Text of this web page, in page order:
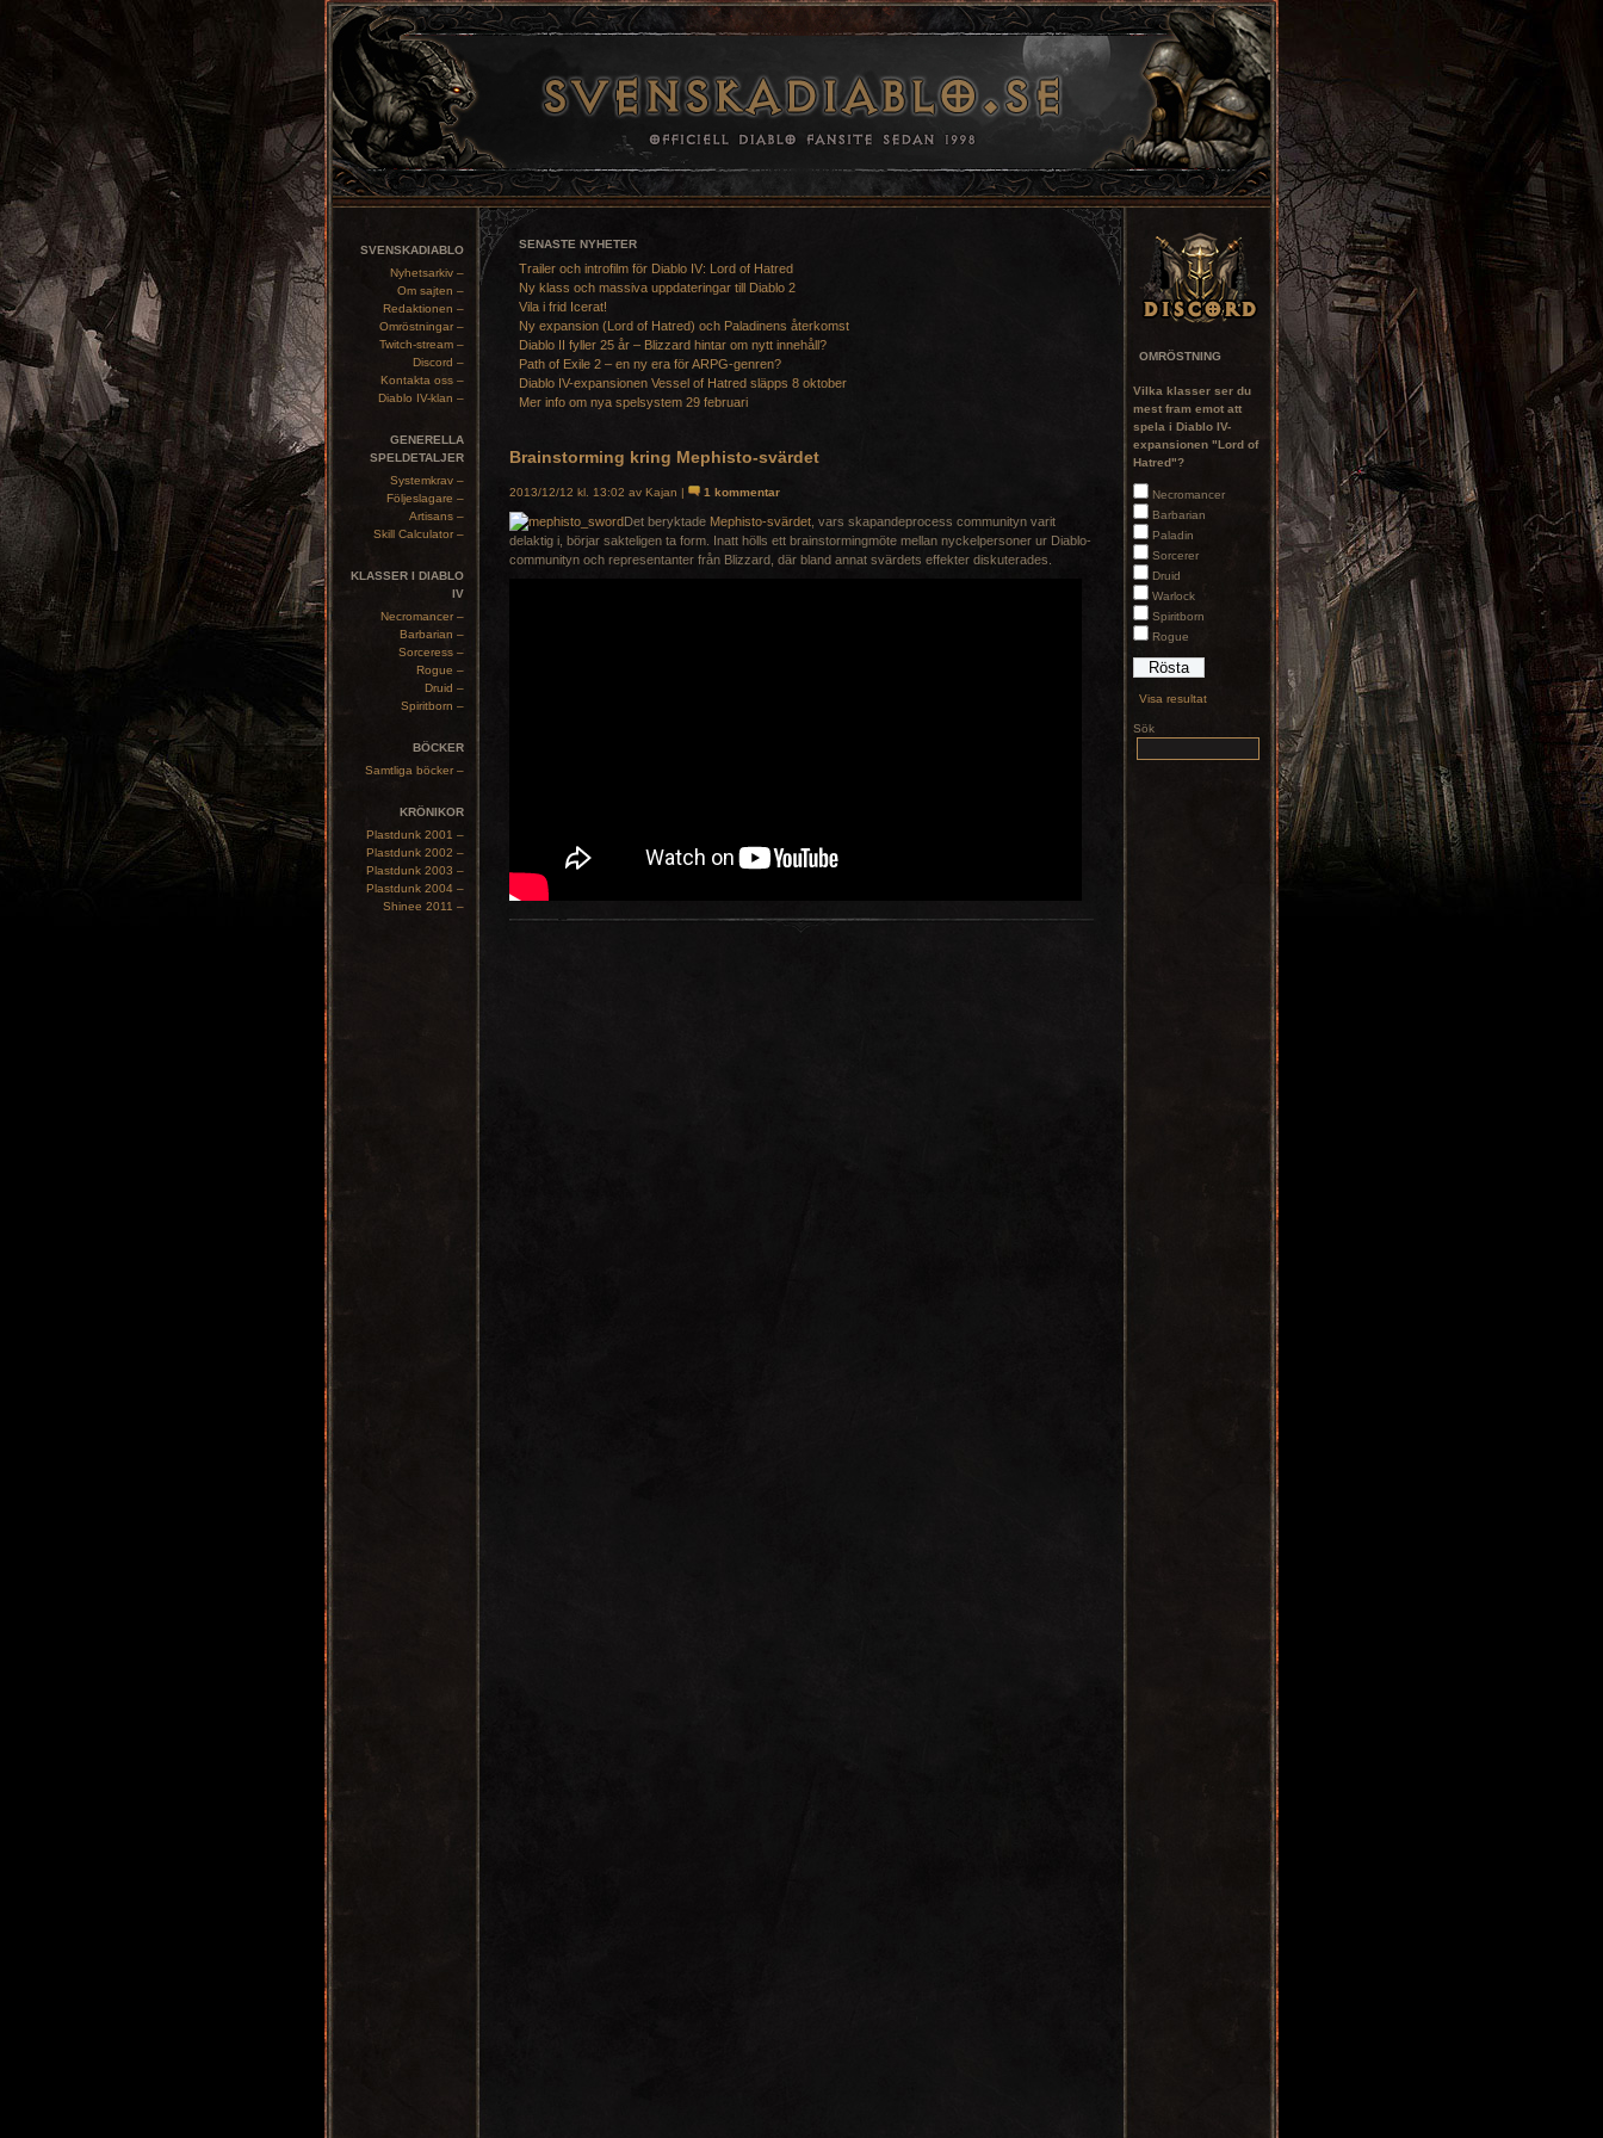
SVENSKADIABLO
Nyhetsarkiv –
Om sajten –
Redaktionen –
Omröstningar –
Twitch-stream –
Discord –
Kontakta oss –
Diablo IV-klan –
GENERELLA
SPELDETALJER
Systemkrav –
Följeslagare –
Artisans –
Skill Calculator –
KLASSER I DIABLO
IV
Necromancer –
Barbarian –
Sorceress –
Rogue –
Druid –
Spiritborn –
BÖCKER
Samtliga böcker –
KRÖNIKOR
Plastdunk 2001 –
Plastdunk 2002 –
Plastdunk 2003 –
Plastdunk 2004 –
Shinee 2011 –
SENASTE NYHETER
Trailer och introfilm för Diablo IV: Lord of Hatred
Ny klass och massiva uppdateringar till Diablo 2
Vila i frid Icerat!
Ny expansion (Lord of Hatred) och Paladinens återkomst
Diablo II fyller 25 år – Blizzard hintar om nytt innehåll?
Path of Exile 2 – en ny era för ARPG-genren?
Diablo IV-expansionen Vessel of Hatred släpps 8 oktober
Mer info om nya spelsystem 29 februari
OMRÖSTNING
Vilka klasser ser du
mest fram emot att
spela i Diablo IV-
expansionen "Lord of
Hatred"?
Necromancer
Barbarian
Paladin
Sorcerer
Druid
Warlock
Spiritborn
Rogue
Visa resultat
Sök
Brainstorming kring Mephisto-svärdet
2013/12/12 kl. 13:02 av Kajan | 1 kommentar
Det beryktade Mephisto-svärdet , vars skapandeprocess communityn varit
delaktig i, börjar sakteligen ta form. Inatt hölls ett brainstormingmöte mellan nyckelpersoner ur Diablo-
communityn och representanter från Blizzard, där bland annat svärdets effekter diskuterades.